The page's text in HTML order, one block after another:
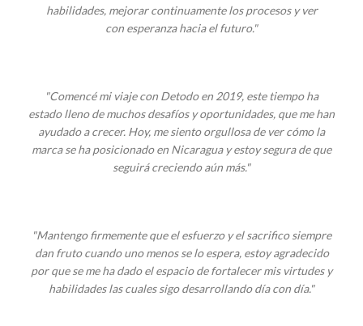
habilidades, mejorar continuamente los procesos y ver
con esperanza hacia el futuro."
"Comencé mi viaje con Detodo en 2019, este tiempo ha
estado lleno de muchos desafíos y oportunidades, que me han
ayudado a crecer. Hoy, me siento orgullosa de ver cómo la
marca se ha posicionado en Nicaragua y estoy segura de que
seguirá creciendo aún más."
"Mantengo firmemente que el esfuerzo y el sacrifico siempre
dan fruto cuando uno menos se lo espera, estoy agradecido
por que se me ha dado el espacio de fortalecer mis virtudes y
habilidades las cuales sigo desarrollando día con día."